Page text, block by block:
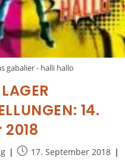
gabalier - halli hallo
14.
17. September 2018